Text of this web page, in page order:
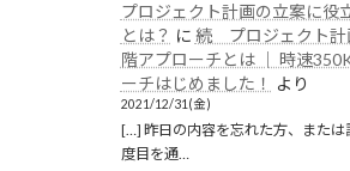
プロジェクト計画の立案に役
とは？ に 続 プロジェクト計
階アプローチとは │ 時速
ーチはじめました！
より
2021/12/31(金)
[…] 昨日の内容を忘れた方、または
度目を通…